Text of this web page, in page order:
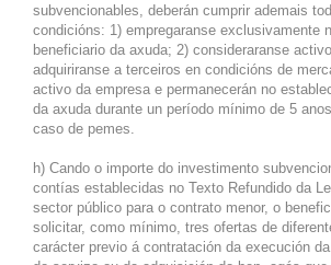
subvencionables, deberán cumprir ademais
condicións: 1) empregaranse exclusivamente
beneficiario da axuda; 2) consideraranse
adquiriranse a terceiros en condicións de
activo da empresa e permanecerán no
da axuda durante un período mínimo de 5
caso de pemes.
h) Cando o importe do investimento
contías establecidas no Texto Refundido da
sector público para o contrato menor, o
solicitar, como mínimo, tres ofertas de
carácter previo á contratación da execución